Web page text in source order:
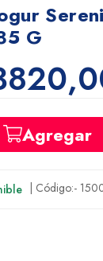
G
Agregar
| Código:-